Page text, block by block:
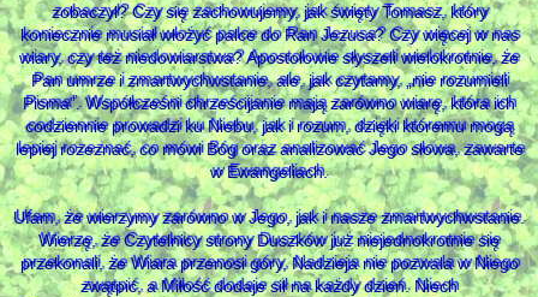
zobaczył? Czy się zachowujemy, jak święty Tomasz, który
koniecznie musiał włożyć palce do Ran Jezusa? Czy więcej w nas
wiary, czy też niedowiarstwa? Apostołowie słyszeli wielokrotnie, że
Pan umrze i zmartwychwstanie, ale, jak czytamy, „nie rozumieli
Pisma”. Współcześni chrześcijanie mają zarówno wiarę, która ich
codziennie prowadzi ku Niebu, jak i rozum, dzięki któremu mogą
lepiej rozeznać, co mówi Bóg oraz analizować Jego słowa, zawarte
w Ewangeliach.
Ufam, że wierzymy zarówno w Jego, jak i nasze zmartwychwstanie.
Wierzę, że Czytelnicy strony Duszków już niejednokrotnie się
przekonali, że Wiara przenosi góry, Nadzieja nie pozwala w Niego
zwątpić, a Miłość dodaje sił na każdy dzień. Niech